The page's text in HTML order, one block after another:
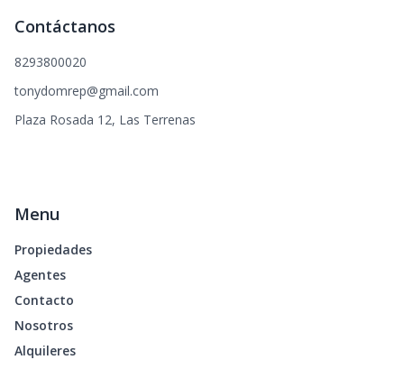
Contáctanos
8293800020
tonydomrep@gmail.com
Plaza Rosada 12, Las Terrenas
Menu
Propiedades
Agentes
Contacto
Nosotros
Alquileres